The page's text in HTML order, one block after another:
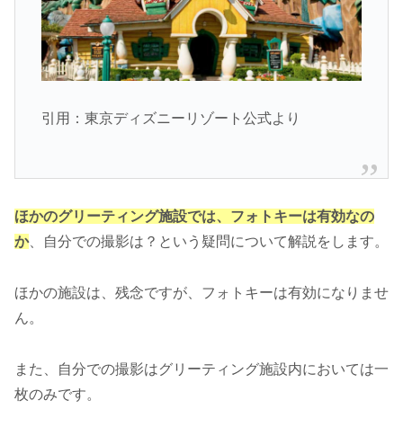
引用：東京ディズニーリゾート公式より
ほかのグリーティング施設では、フォトキーは有効なの
か、自分での撮影は？という疑問について解説をします。
ほかの施設は、残念ですが、フォトキーは有効になりませ
ん。
また、自分での撮影はグリーティング施設内においては一
枚のみです。